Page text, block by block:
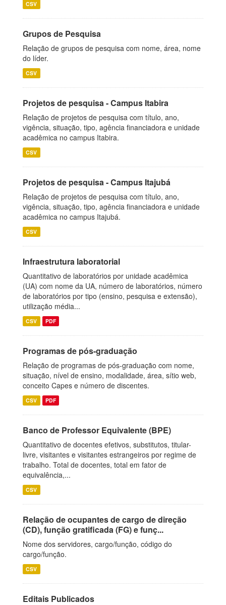
CSV
Grupos de Pesquisa
Relação de grupos de pesquisa com nome, área, nome
do líder.
CSV
Projetos de pesquisa - Campus Itabira
Relação de projetos de pesquisa com título, ano,
vigência, situação, tipo, agência financiadora e unidade
acadêmica no campus Itabira.
CSV
Projetos de pesquisa - Campus Itajubá
Relação de projetos de pesquisa com título, ano,
vigência, situação, tipo, agência financiadora e unidade
acadêmica no campus Itajubá.
CSV
Infraestrutura laboratorial
Quantitativo de laboratórios por unidade acadêmica
(UA) com nome da UA, número de laboratórios, número
de laboratórios por tipo (ensino, pesquisa e extensão),
utilização média...
CSV PDF
Programas de pós-graduação
Relação de programas de pós-graduação com nome,
situação, nível de ensino, modalidade, área, sítio web,
conceito Capes e número de discentes.
CSV PDF
Banco de Professor Equivalente (BPE)
Quantitativo de docentes efetivos, substitutos, titular-
livre, visitantes e visitantes estrangeiros por regime de
trabalho. Total de docentes, total em fator de
equivalência,...
CSV
Relação de ocupantes de cargo de direção
(CD), função gratificada (FG) e funç...
Nome dos servidores, cargo/função, código do
cargo/função.
CSV
Editais Publicados